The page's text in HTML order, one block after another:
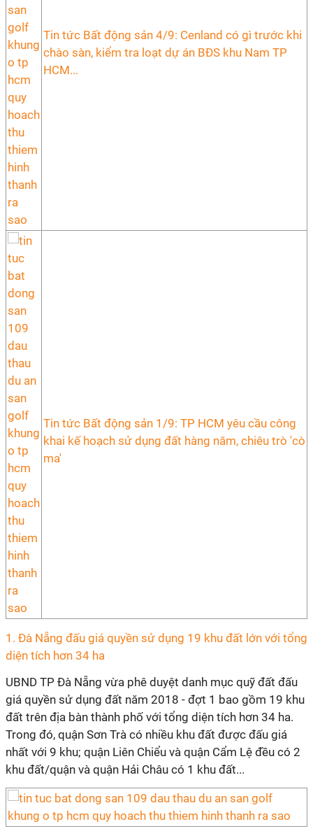
Tin tức Bất động sản 4/9: Cenland có gì trước khi
chào sàn, kiểm tra loạt dự án BĐS khu Nam TP
HCM...
Tin tức Bất động sản 1/9: TP HCM yêu cầu công
khai kế hoạch sử dụng đất hàng năm, chiêu trò 'cò
ma'
1. Đà Nẵng đấu giá quyền sử dụng 19 khu đất lớn với tổng
diện tích hơn 34 ha
UBND TP Đà Nẵng vừa phê duyệt danh mục quỹ đất đấu
giá quyền sử dụng đất năm 2018 - đợt 1 bao gồm 19 khu
đất trên địa bàn thành phố với tổng diện tích hơn 34 ha.
Trong đó, quận Sơn Trà có nhiều khu đất được đấu giá
nhất với 9 khu; quận Liên Chiểu và quận Cẩm Lệ đều có 2
khu đất/quận và quận Hải Châu có 1 khu đất...